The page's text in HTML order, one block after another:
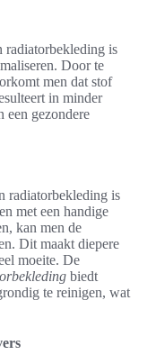
radiatorbekleding is
Door te
men dat stof
in minder
een gezondere
radiatorbekleding is
met een handige
kan men de
Dit maakt diepere
moeite. De
biedt
te reinigen, wat